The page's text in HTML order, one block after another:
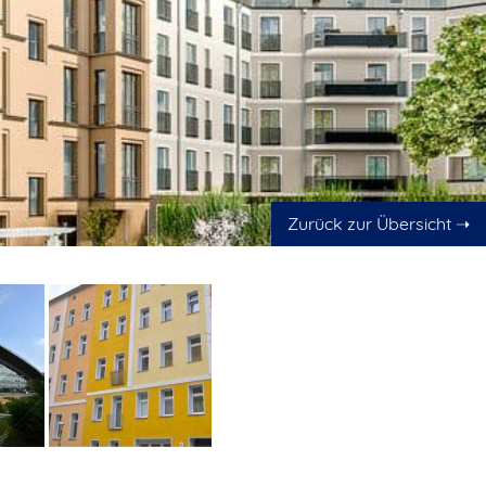
Zurück zur Übersicht ➝